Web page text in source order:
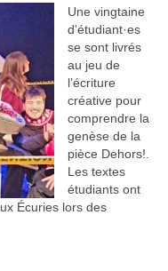
Une vingtaine
d'étudiant·es
se sont livrés
au jeu de
l’écriture
créative pour
comprendre la
genèse de la
pièce Dehors!.
Les textes
étudiants ont
Écuries lors des